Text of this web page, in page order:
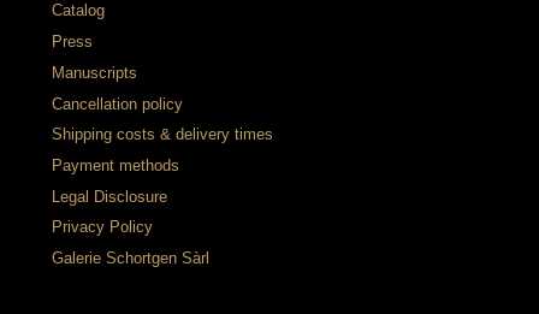
Catalog
Press
Manuscripts
Cancellation policy
Shipping costs & delivery times
Payment methods
Legal Disclosure
Privacy Policy
Galerie Schortgen Sàrl